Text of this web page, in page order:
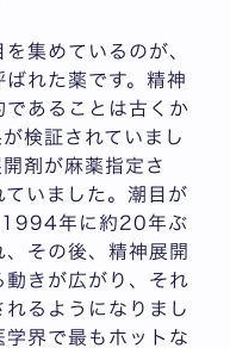
集めているのが、
れた薬です。精神
あることは古くか
検証されていまし
剤が麻薬指定さ
いました。潮目が
1994年に約20年ぶ
その後、精神展開
動きが広がり、それ
るようになりまし
界で最もホットな